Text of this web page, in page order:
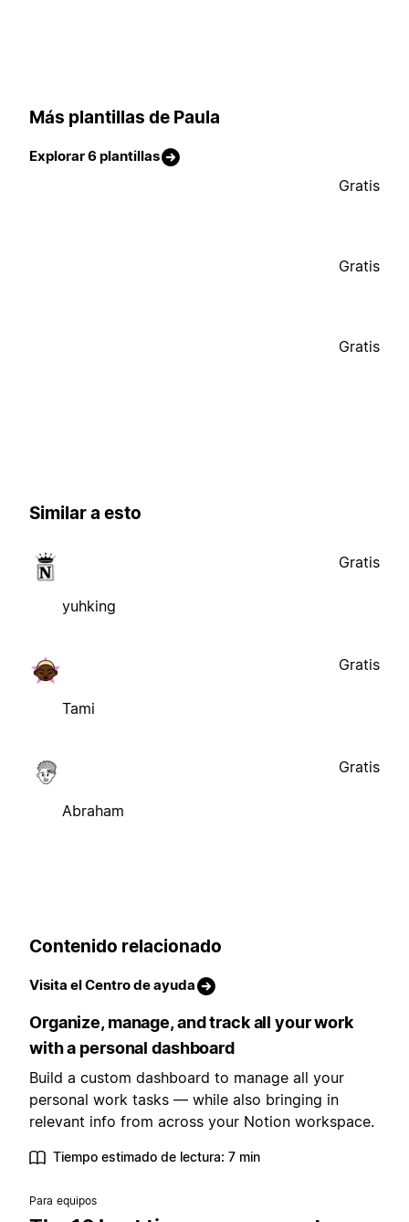
Más plantillas de Paula
Explorar 6 plantillas
Gratis
Gratis
Gratis
Similar a esto
yuhking
Gratis
Tami
Gratis
Abraham
Gratis
Contenido relacionado
Visita el Centro de ayuda
Organize, manage, and track all your work
with a personal dashboard
Build a custom dashboard to manage all your
personal work tasks — while also bringing in
relevant info from across your Notion workspace.
Tiempo estimado de lectura: 7 min
Para equipos